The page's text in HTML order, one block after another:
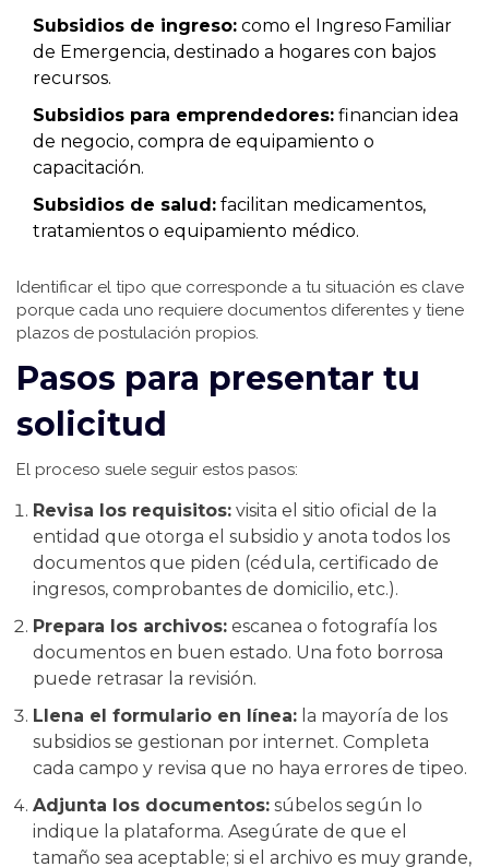
Subsidios de ingreso: como el Ingreso Familiar
de Emergencia, destinado a hogares con bajos
recursos.
Subsidios para emprendedores: financian idea
de negocio, compra de equipamiento o
capacitación.
Subsidios de salud: facilitan medicamentos,
tratamientos o equipamiento médico.
Identificar el tipo que corresponde a tu situación es clave
porque cada uno requiere documentos diferentes y tiene
plazos de postulación propios.
Pasos para presentar tu
solicitud
El proceso suele seguir estos pasos:
Revisa los requisitos: visita el sitio oficial de la
entidad que otorga el subsidio y anota todos los
documentos que piden (cédula, certificado de
ingresos, comprobantes de domicilio, etc.).
Prepara los archivos: escanea o fotografía los
documentos en buen estado. Una foto borrosa
puede retrasar la revisión.
Llena el formulario en línea: la mayoría de los
subsidios se gestionan por internet. Completa
cada campo y revisa que no haya errores de tipeo.
Adjunta los documentos: súbelos según lo
indique la plataforma. Asegúrate de que el
tamaño sea aceptable; si el archivo es muy grande,